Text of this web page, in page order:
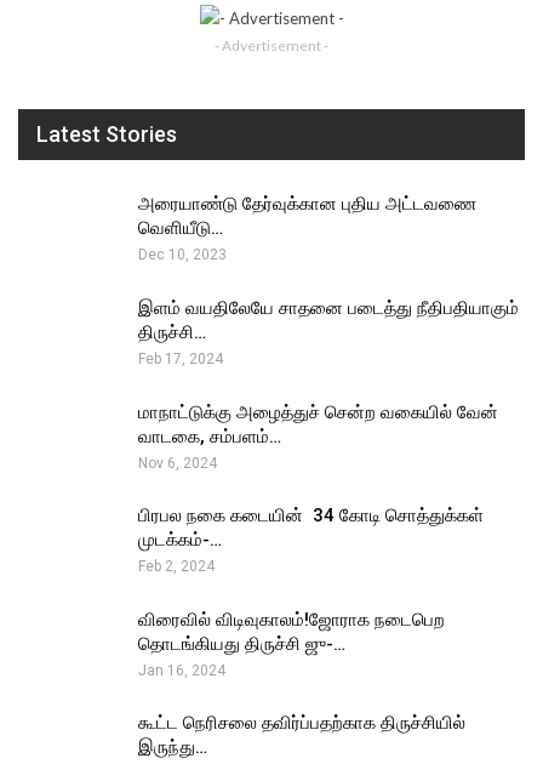
- Advertisement -
Latest Stories
அரையாண்டு தேர்வுக்கான புதிய அட்டவணை
வெளியீடு…
Dec 10, 2023
இளம் வயதிலேயே சாதனை படைத்து நீதிபதியாகும்
திருச்சி…
Feb 17, 2024
மாநாட்டுக்கு அழைத்துச் சென்ற வகையில் வேன்
வாடகை, சம்பளம்…
Nov 6, 2024
பிரபல நகை கடையின் ₹ 34 கோடி சொத்துக்கள்
முடக்கம்-…
Feb 2, 2024
விரைவில் விடிவுகாலம்!ஜோராக நடைபெற
தொடங்கியது திருச்சி ஜு-…
Jan 16, 2024
கூட்ட நெரிசலை தவிர்ப்பதற்காக திருச்சியில்
இருந்து…